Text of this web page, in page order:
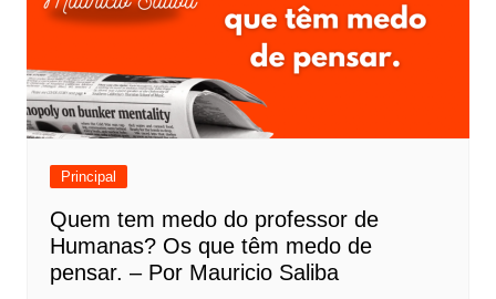
Principal
Quem tem medo do professor de
Humanas? Os que têm medo de
pensar. – Por Mauricio Saliba